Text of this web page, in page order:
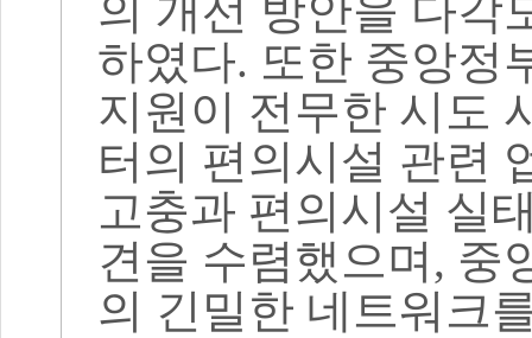
의 개선 방안을 다각
하였다. 또한 중앙정
지원이 전무한 시도
터의 편의시설 관련
고충과 편의시설 실
견을 수렴했으며, 중
의 긴밀한 네트워크